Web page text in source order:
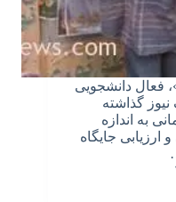
فعال دانشجویی
گذاشته
به اندازه
جایگاه